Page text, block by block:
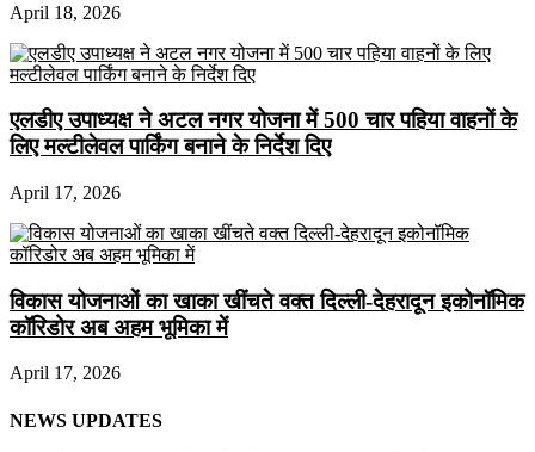
April 18, 2026
एलडीए उपाध्यक्ष ने अटल नगर योजना में 500 चार पहिया वाहनों के
लिए मल्टीलेवल पार्किंग बनाने के निर्देश दिए
April 17, 2026
विकास योजनाओं का खाका खींचते वक्त दिल्ली-देहरादून इकोनॉमिक
कॉरिडोर अब अहम भूमिका में
April 17, 2026
NEWS UPDATES